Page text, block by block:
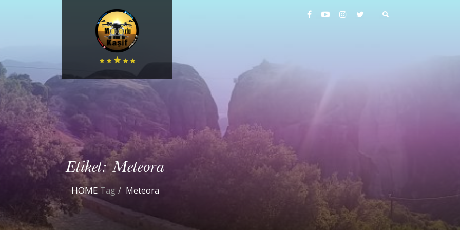
Etiket:Meteora
HOMETag Meteora